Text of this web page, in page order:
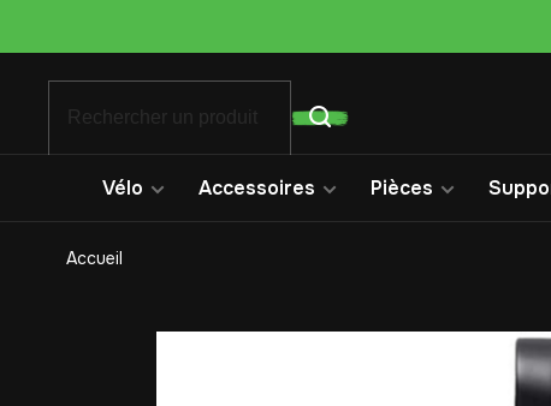
Vélo Accessoires Pièces
Accueil